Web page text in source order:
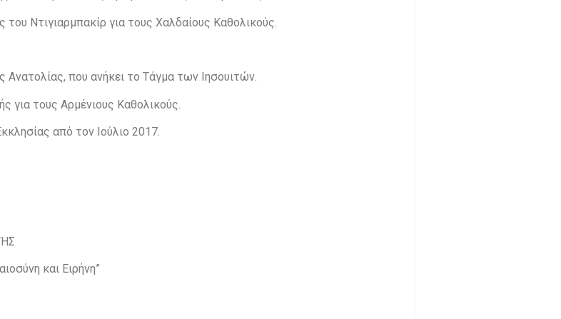
Ντιγιαρμπακίρ για τους Χαλδαίους Καθολικούς.
Ανατολίας, που ανήκει το Τάγμα των Ιησουιτών.
για τους Αρμένιους Καθολικούς.
από τον Ιούλιο 2017.
και Ειρήνη”